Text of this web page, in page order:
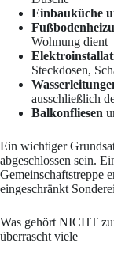
Einbauküche
Wohnung dient
Steckdosen,
ausschließlich
Balkonfliesen
Ein wichtiger
abgeschlossen sein.
Gemeinschaftstreppe
eingeschränkt
Was gehört NICHT
überrascht viele